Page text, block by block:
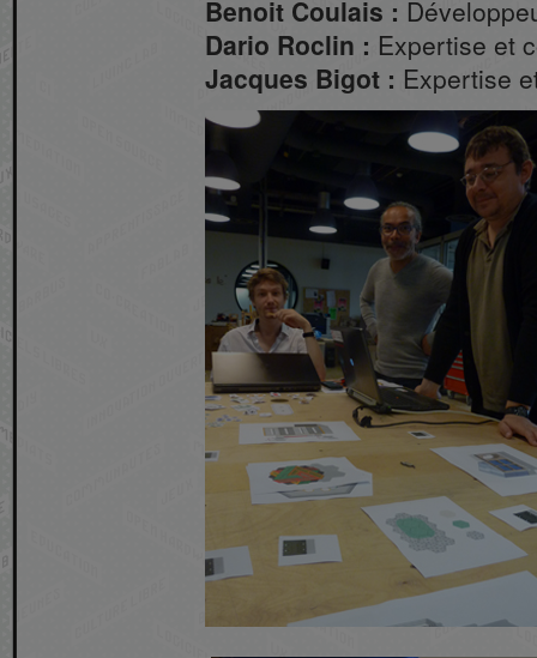
Benoit Coulais :
Dario Roclin : Expertise et
Jacques Bigot : Expertise